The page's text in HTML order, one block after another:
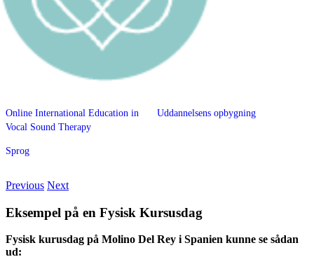
Online International Education in
Vocal Sound Therapy
Uddannelsens opbygning
Sprog
Previous Next
Eksempel på en Fysisk Kursusdag
Fysisk kurusdag på Molino Del Rey i Spanien kunne se sådan
ud: